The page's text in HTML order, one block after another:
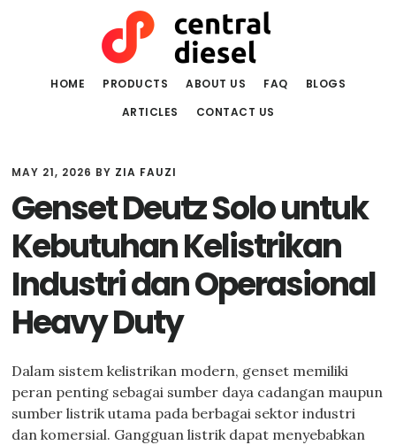
HOME PRODUCTS ABOUT US FAQ
BLOGS
ARTICLES
CONTACT US
MAY 21, 2026 BY ZIA FAUZI
Genset Deutz Solo untuk
Kebutuhan Kelistrikan
Industri dan Operasional
Heavy Duty
Dalam sistem kelistrikan modern, genset memiliki
peran penting sebagai sumber daya cadangan maupun
sumber listrik utama pada berbagai sektor industri
dan komersial. Gangguan listrik dapat menyebabkan